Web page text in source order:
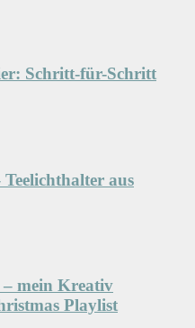
Schritt-für-Schritt
aus
mein Kreativ
Playlist